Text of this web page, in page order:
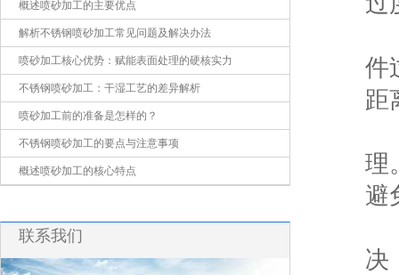
概述喷砂加工的主要优点
解析不锈钢喷砂加工常见问题及解决办法
喷砂加工核心优势：赋能表面处理的硬核实力
不锈钢喷砂加工：干湿工艺的差异解析
喷砂加工前的准备是怎样的？
不锈钢喷砂加工的要点与注意事项
概述喷砂加工的核心特点
联系我们
件
距
理
避
决